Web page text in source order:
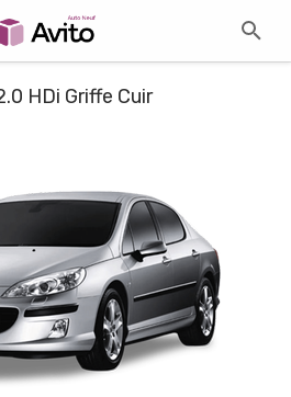
HDi Griffe Cuir